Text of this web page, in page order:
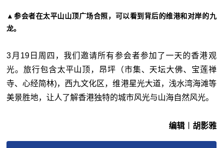
▲参会者在太平山山顶广场合照，可以看到背后的维港和对岸的九
龙。
3月19日周四，我们邀请所有参会者参加了一天的香港观
光。旅行包含太平山顶，昂坪（市集、天坛大佛、宝莲禅
寺、心经简林)，西九文化区，维港星光大道，浅水湾海滩等
美景胜地，让人了解香港独特的城市风光与山海自然风光。
编辑︱胡影雅